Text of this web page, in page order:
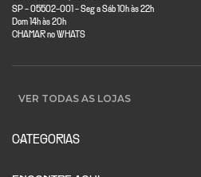
SP - 05502-001 - Seg a Sáb 10h às 22h
Dom 14h às 20h
CHAMAR no WHATS
VER TODAS AS LOJAS
CATEGORIAS